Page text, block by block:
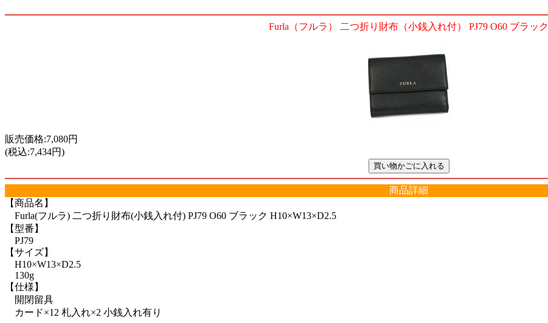
Furla（フルラ） 二つ折り財布（小銭入れ付） PJ79 O60 ブラック
販売価格:7,080円
(税込:7,434円)
商品詳細
【商品名】
Furla(フルラ) 二つ折り財布(小銭入れ付) PJ79 O60 ブラック H10×W13×D2.5
【型番】
PJ79
【サイズ】
H10×W13×D2.5
130g
【仕様】
開閉留具
カード×12 札入れ×2 小銭入れ有り